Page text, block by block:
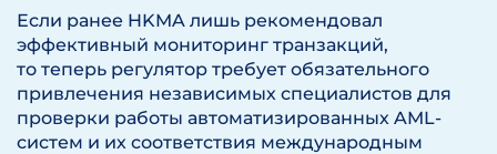
Если ранее HKMA лишь рекомендовал
эффективный мониторинг транзакций,
то теперь регулятор требует обязательного
привлечения независимых специалистов для
проверки работы автоматизированных AML-
систем и их соответствия международным